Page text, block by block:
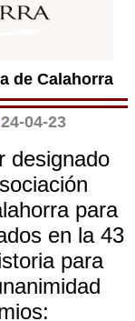
de Calahorra
24-04-23
designado
para
en la 43
para